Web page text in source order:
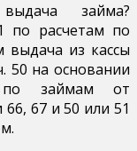
займа?
по расчетам по
выдача из кассы
50 на основании
по займам от
67 и 50 или 51